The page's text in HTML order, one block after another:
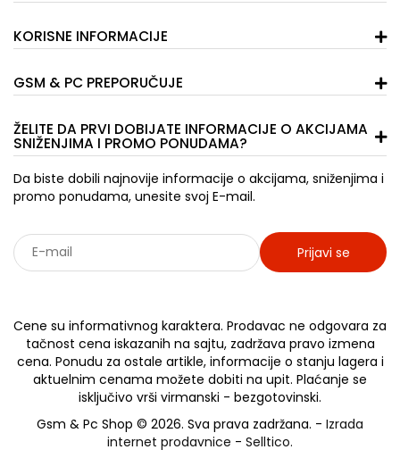
KORISNE INFORMACIJE
GSM & PC PREPORUČUJE
ŽELITE DA PRVI DOBIJATE INFORMACIJE O AKCIJAMA
SNIŽENJIMA I PROMO PONUDAMA?
Da biste dobili najnovije informacije o akcijama, sniženjima i
promo ponudama, unesite svoj E-mail.
Prijavi se
Cene su informativnog karaktera. Prodavac ne odgovara za
tačnost cena iskazanih na sajtu, zadržava pravo izmena
cena. Ponudu za ostale artikle, informacije o stanju lagera i
aktuelnim cenama možete dobiti na upit. Plaćanje se
isključivo vrši virmanski - bezgotovinski.
Gsm & Pc Shop © 2026. Sva prava zadržana. - Izrada
internet prodavnice - Selltico.